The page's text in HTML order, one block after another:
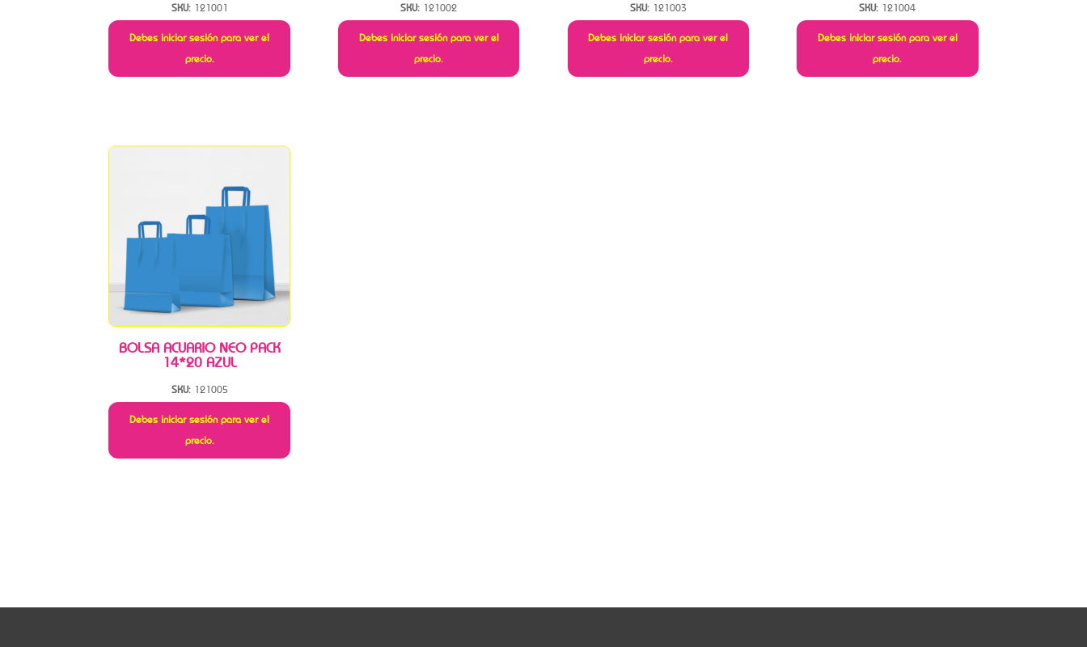
SKU: 121001
Debes iniciar sesión para ver el
precio.
SKU: 121002
Debes iniciar sesión para ver el
precio.
SKU: 121003
Debes iniciar sesión para ver el
precio.
SKU: 121004
Debes iniciar sesión para ver el
precio.
BOLSA ACUARIO NEO PACK
14*20 AZUL
SKU: 121005
Debes iniciar sesión para ver el
precio.